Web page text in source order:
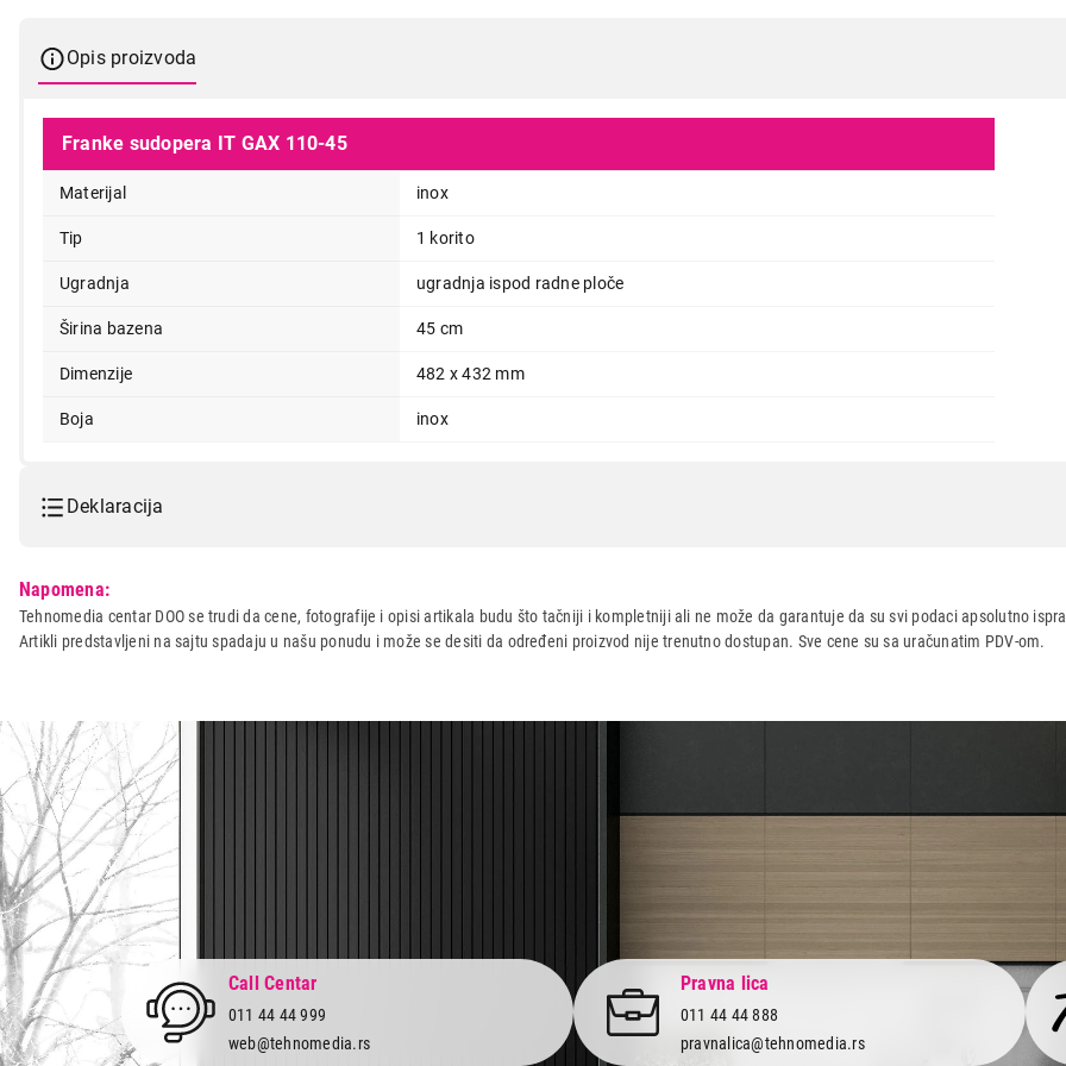
Opis proizvoda
Franke sudopera IT GAX 110-45
Materijal inox
Tip 1 korito
Ugradnja ugradnja ispod radne ploče
Širina bazena 45 cm
Dimenzije 482 x 432 mm
Boja inox
Deklaracija
Naziv i vrsta robe:
SUDOPERA
Uvoznik:
Gama group d.o.o.
Napomena:
Tehnomedia centar DOO se trudi da cene, fotografije i opisi artikala budu što tačniji i kompletniji ali ne može da garantuje da su svi podaci apsolutno
Artikli predstavljeni na sajtu spadaju u našu ponudu i može se desiti da određeni proizvod nije trenutno dostupan. Sve cene su sa uračunatim PDV-om.
23.999,00
Proizvod je dodat u korpu.
Call Centar
011 44 44 999
web@tehnomedia.rs
Pravna lica
011 44 44 888
pravnalica@tehnomedia.rs